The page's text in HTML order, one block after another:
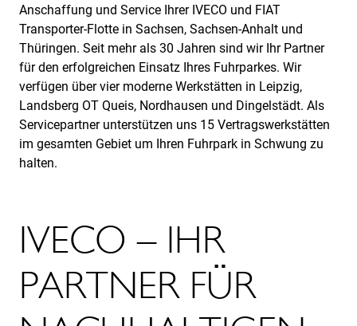
Anschaffung und Service Ihrer IVECO und FIAT
Transporter-Flotte in Sachsen, Sachsen-Anhalt und
Thüringen. Seit mehr als 30 Jahren sind wir Ihr Partner
für den erfolgreichen Einsatz Ihres Fuhrparkes. Wir
verfügen über vier moderne Werkstätten in Leipzig,
Landsberg OT Queis, Nordhausen und Dingelstädt. Als
Servicepartner unterstützen uns 15 Vertragswerkstätten
im gesamten Gebiet um Ihren Fuhrpark in Schwung zu
halten.
IVECO – IHR
PARTNER FÜR